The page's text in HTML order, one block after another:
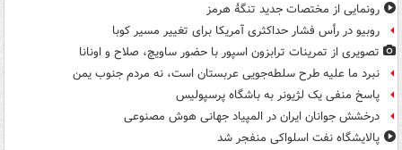
رونمایی از مختصات جدید تنگۀ هرمز
روبیو در رأس فشار حداکثری آمریکا برای تغییر مسیر کوبا
تصویری از تمرینات ترابزون اسپور با حضور ساویچ، صلاح و اونانا
نبرد ما علیه طرح سلطه‌جویی عربستان است، نه مردم جنوب یمن
پاسخ منفی یک لژیونر به باشگاه پرسپولیس
درخشش جوانان ایران در المپیاد جهانی هوش مصنوعی
پالایشگاه نفت اسلواکی منفجر شد